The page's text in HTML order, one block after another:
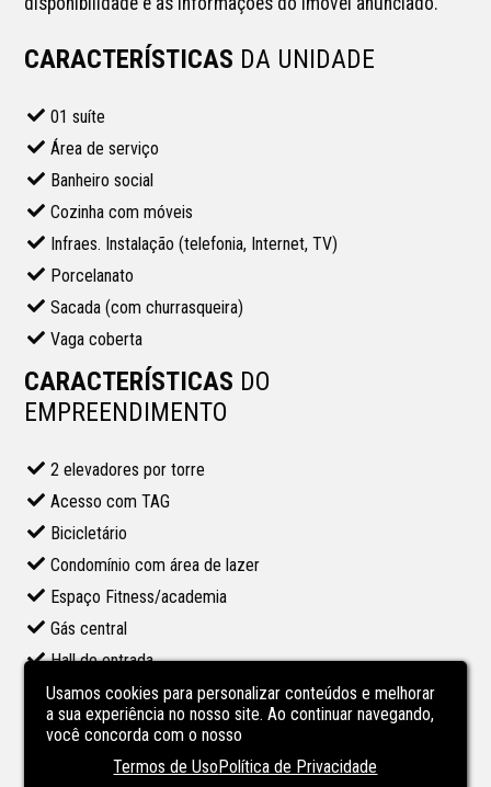
CARACTERÍSTICAS DA UNIDADE
01 suíte
Área de serviço
Banheiro social
Cozinha com móveis
Infraes. Instalação (telefonia, Internet, TV)
Porcelanato
Sacada (com churrasqueira)
Vaga coberta
CARACTERÍSTICAS DO
EMPREENDIMENTO
2 elevadores por torre
Acesso com TAG
Bicicletário
Condomínio com área de lazer
Espaço Fitness/academia
Gás central
Hall de entrada
Pet Place
Piscina no condominio
Playground
Usamos cookies para personalizar conteúdos e melhorar
a sua experiência no nosso site. Ao continuar navegando,
você concorda com o nosso
Termos de UsoPolítica de Privacidade